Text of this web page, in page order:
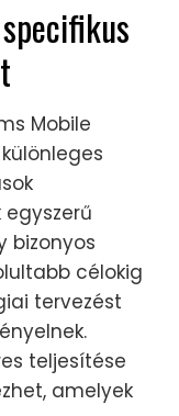
Mobile
egyszerű
bizonyos
célokig
tervezést
teljesítése
amelyek